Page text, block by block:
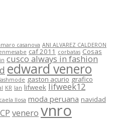
casanova ANI ALVAREZ CALDERON
caf 2011 corbatas Cosas
cusco always in fashion
edward venero
gaston acurio grafico
KR lan lifweek lifweek12
llosa moda peruana navidad
venero vnro